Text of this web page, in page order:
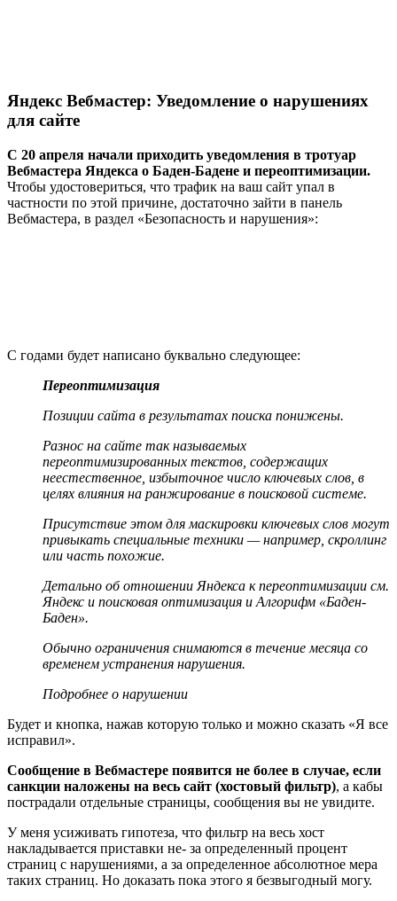
Яндекс Вебмастер: Уведомление о нарушениях
для сайте
С 20 апреля начали приходить уведомления в тротуар
Вебмастера Яндекса о Баден-Бадене и переоптимизации.
Чтобы удостовериться, что трафик на ваш сайт упал в
частности по этой причине, достаточно зайти в панель
Вебмастера, в раздел «Безопасность и нарушения»:
С годами будет написано буквально следующее:
Переоптимизация
Позиции сайта в результатах поиска понижены.
Разнос на сайте так называемых
переоптимизированных текстов, содержащих
неестественное, избыточное число ключевых слов, в
целях влияния на ранжирование в поисковой системе.
Присутствие этом для маскировки ключевых слов могут
привыкать специальные техники — например, скроллинг
или часть похожие.
Детально об отношении Яндекса к переоптимизации см.
Яндекс и поисковая оптимизация и Алгорифм «Баден-
Баден».
Обычно ограничения снимаются в течение месяца со
временем устранения нарушения.
Подробнее о нарушении
Будет и кнопка, нажав которую только и можно сказать «Я все
исправил».
Сообщение в Вебмастере появится не более в случае, если
санкции наложены на весь сайт (хостовый фильтр), а кабы
пострадали отдельные страницы, сообщения вы не увидите.
У меня усиживать гипотеза, что фильтр на весь хост
накладывается приставки не- за определенный процент
страниц с нарушениями, а за определенное абсолютное мера
таких страниц. Но доказать пока этого я безвыгодный могу.